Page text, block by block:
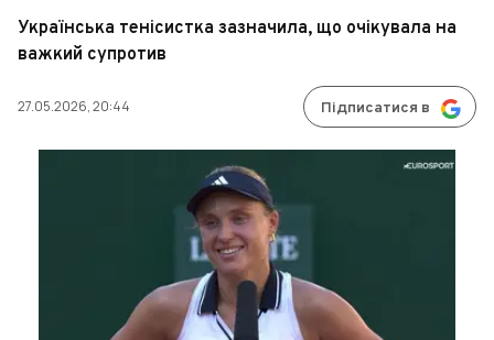
Українська тенісистка зазначила, що очікувала на
важкий супротив
27.05.2026, 20:44 Підписатися в